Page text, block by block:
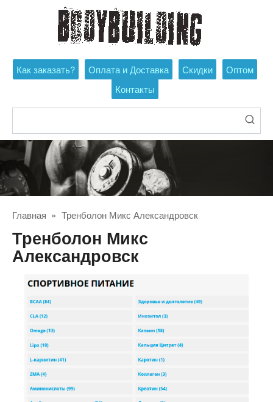
Как заказать? Оплата и Доставка Скидки
Оптом
Контакты
Главная » Тренболон Микс Александровск
Тренболон Микс
Александровск